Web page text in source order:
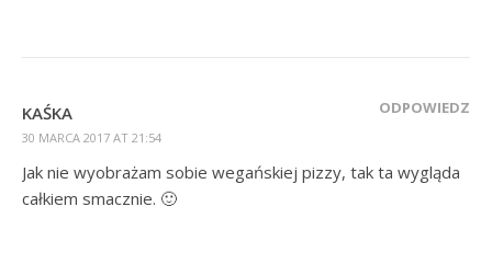
KAŚKA
30 MARCA 2017 AT 21:54
ODPOWIEDZ
Jak nie wyobrażam sobie wegańskiej pizzy, tak ta wygląda
całkiem smacznie. 🙂